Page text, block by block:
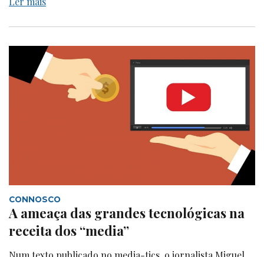
CONNOSCO
A ameaça das grandes tecnológicas na
receita dos “media”